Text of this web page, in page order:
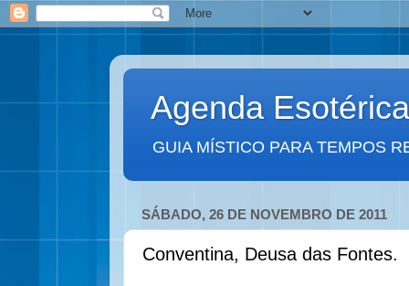
Agenda Esotérica
GUIA MÍSTICO PARA TEMPOS
SÁBADO, 26 DE NOVEMBRO DE 2011
Conventina, Deusa das Fontes.